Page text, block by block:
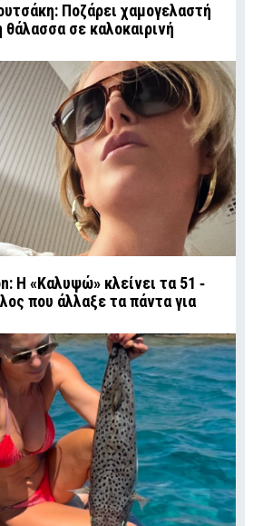
Ποζάρει χαμογελαστή
θάλασσα σε καλοκαιρινή
Η «Καλυψώ» κλείνει τα 51 ‑
που άλλαξε τα πάντα για